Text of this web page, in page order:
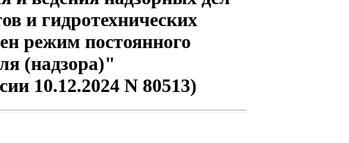
и гидротехнических
режим постоянного
(надзора)"
10.12.2024 N 80513)